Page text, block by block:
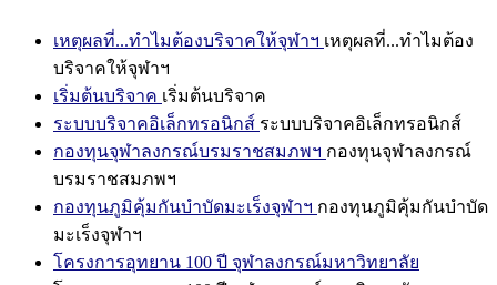
เหตุผลที่...ทำไมต้องบริจาคให้จุฬาฯ เหตุผลที่...ทำไมต้อง
บริจาคให้จุฬาฯ
เริ่มต้นบริจาค เริ่มต้นบริจาค
ระบบบริจาคอิเล็กทรอนิกส์ ระบบบริจาคอิเล็กทรอนิกส์
กองทุนจุฬาลงกรณ์บรมราชสมภพฯ กองทุนจุฬาลงกรณ์
บรมราชสมภพฯ
กองทุนภูมิคุ้มกันบำบัดมะเร็งจุฬาฯ กองทุนภูมิคุ้มกันบำบัด
มะเร็งจุฬาฯ
โครงการอุทยาน 100 ปี จุฬาลงกรณ์มหาวิทยาลัย